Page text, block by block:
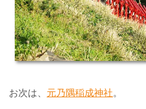
お次は、 元乃隅稲成神社。